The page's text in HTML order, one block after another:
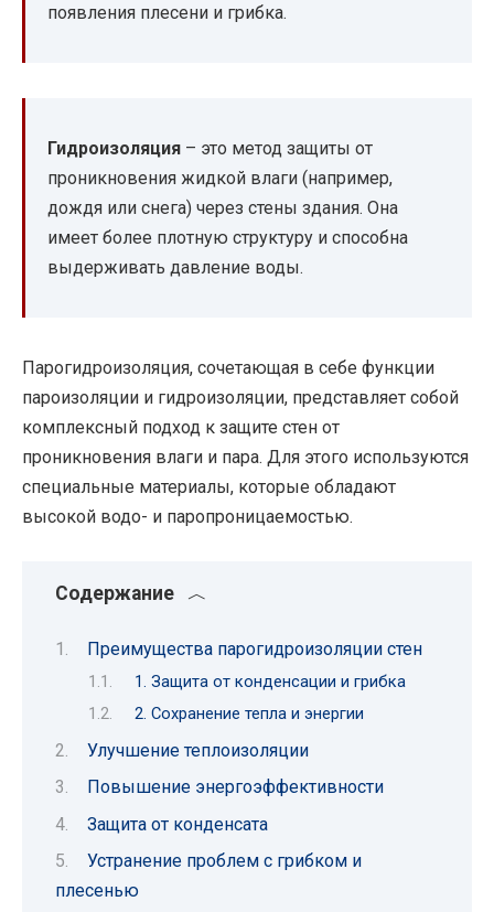
появления плесени и грибка.
Гидроизоляция – это метод защиты от
проникновения жидкой влаги (например,
дождя или снега) через стены здания. Она
имеет более плотную структуру и способна
выдерживать давление воды.
Парогидроизоляция, сочетающая в себе функции
пароизоляции и гидроизоляции, представляет собой
комплексный подход к защите стен от
проникновения влаги и пара. Для этого используются
специальные материалы, которые обладают
высокой водо- и паропроницаемостью.
Содержание
Преимущества парогидроизоляции стен
1. Защита от конденсации и грибка
2. Сохранение тепла и энергии
Улучшение теплоизоляции
Повышение энергоэффективности
Защита от конденсата
Устранение проблем с грибком и
плесенью